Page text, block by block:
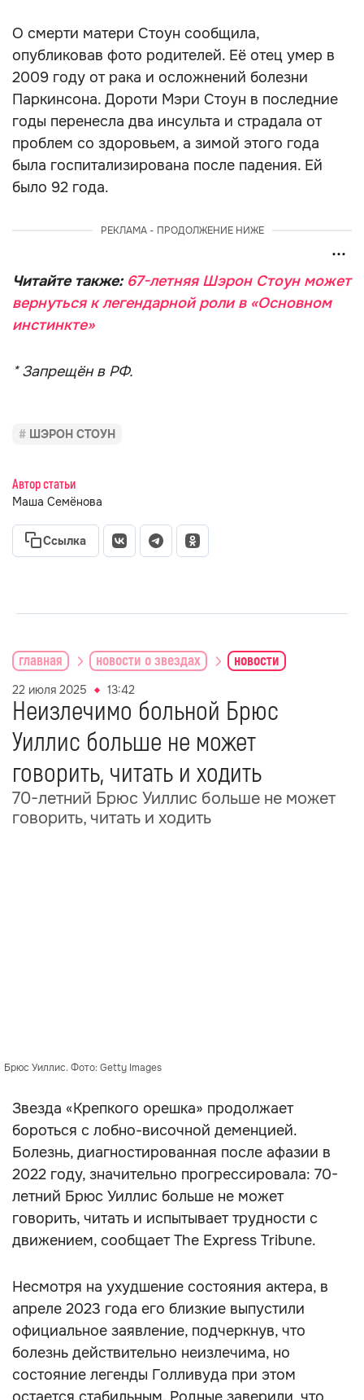
О смерти матери Стоун сообщила,
опубликовав фото родителей. Её отец умер в
2009 году от рака и осложнений болезни
Паркинсона. Дороти Мэри Стоун в последние
годы перенесла два инсульта и страдала от
проблем со здоровьем, а зимой этого года
была госпитализирована после падения. Ей
было 92 года.
РЕКЛАМА - ПРОДОЛЖЕНИЕ НИЖЕ
Читайте также: 67-летняя Шэрон Стоун может
вернуться к легендарной роли в «Основном
инстинкте»
* Запрещён в РФ.
ШЭРОН СТОУН
Автор статьи
Маша Семёнова
Ссылка
главная новости о звездах новости
22 июля 2025 13:42
Неизлечимо больной Брюс
Уиллис больше не может
говорить, читать и ходить
70-летний Брюс Уиллис больше не может
говорить, читать и ходить
Брюс Уиллис. Фото: Getty Images
Звезда «Крепкого орешка» продолжает
бороться с лобно-височной деменцией.
Болезнь, диагностированная после афазии в
2022 году, значительно прогрессировала: 70-
летний Брюс Уиллис больше не может
говорить, читать и испытывает трудности с
движением, сообщает The Express Tribune.
Несмотря на ухудшение состояния актера, в
апреле 2023 года его близкие выпустили
официальное заявление, подчеркнув, что
болезнь действительно неизлечима, но
состояние легенды Голливуда при этом